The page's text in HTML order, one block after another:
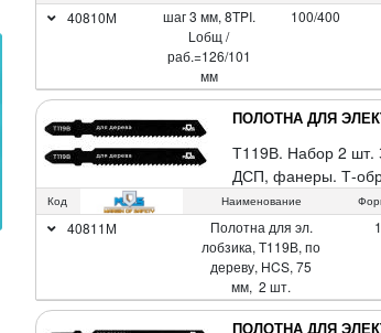
40810М
шаг 3 мм, 8TPI.
Lобщ /
раб.=126/101
мм
100/400
ПОЛОТНА ДЛЯ
Т119В. Набор 2 шт.
ДСП, фанеры. Т-
Код Наименование
40811М
Полотна для эл.
лобзика, Т119В, по
дереву, HCS, 75
мм, 2 шт.
ПОЛОТНА ДЛЯ